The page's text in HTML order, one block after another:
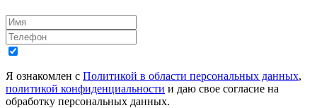
Я ознакомлен с Политикой в области персональных данных,
политикой конфиденциальности и даю свое согласие на
обработку персональных данных.